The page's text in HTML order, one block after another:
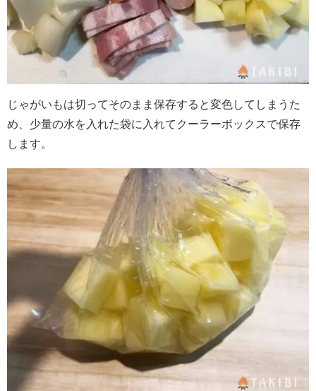
じゃがいもは切ってそのまま保存すると変色してしまうた
め、少量の水を入れた袋に入れてクーラーボックスで保存
します。